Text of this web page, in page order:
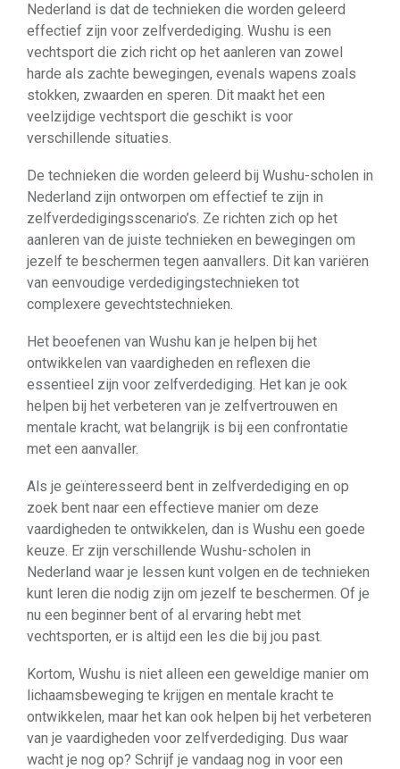
Nederland is dat de technieken die worden geleerd
effectief zijn voor zelfverdediging. Wushu is een
vechtsport die zich richt op het aanleren van zowel
harde als zachte bewegingen, evenals wapens zoals
stokken, zwaarden en speren. Dit maakt het een
veelzijdige vechtsport die geschikt is voor
verschillende situaties.
De technieken die worden geleerd bij Wushu-scholen in
Nederland zijn ontworpen om effectief te zijn in
zelfverdedigingsscenario’s. Ze richten zich op het
aanleren van de juiste technieken en bewegingen om
jezelf te beschermen tegen aanvallers. Dit kan variëren
van eenvoudige verdedigingstechnieken tot
complexere gevechtstechnieken.
Het beoefenen van Wushu kan je helpen bij het
ontwikkelen van vaardigheden en reflexen die
essentieel zijn voor zelfverdediging. Het kan je ook
helpen bij het verbeteren van je zelfvertrouwen en
mentale kracht, wat belangrijk is bij een confrontatie
met een aanvaller.
Als je geïnteresseerd bent in zelfverdediging en op
zoek bent naar een effectieve manier om deze
vaardigheden te ontwikkelen, dan is Wushu een goede
keuze. Er zijn verschillende Wushu-scholen in
Nederland waar je lessen kunt volgen en de technieken
kunt leren die nodig zijn om jezelf te beschermen. Of je
nu een beginner bent of al ervaring hebt met
vechtsporten, er is altijd een les die bij jou past.
Kortom, Wushu is niet alleen een geweldige manier om
lichaamsbeweging te krijgen en mentale kracht te
ontwikkelen, maar het kan ook helpen bij het verbeteren
van je vaardigheden voor zelfverdediging. Dus waar
wacht je nog op? Schrijf je vandaag nog in voor een